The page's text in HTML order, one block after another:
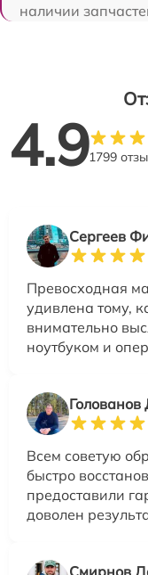
наличии
4.91799
Сергеев
Превосходная
удивлена тому,
внимательно
ноутбуком и
Всем советую
быстро
предоставили
доволен